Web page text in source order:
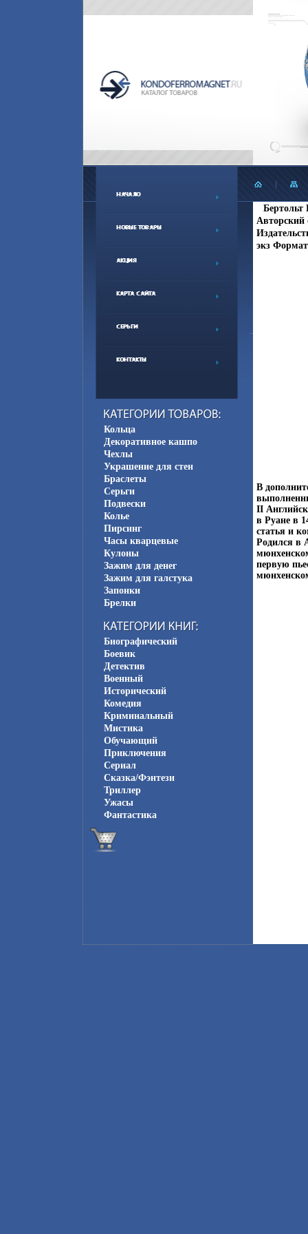
Кольца
Декоративное кашпо
Чехлы
Украшение для стен
Браслеты
Серьги
Подвески
Колье
Пирсинг
Часы кварцевые
Кулоны
Зажим для денег
Зажим для галстука
Запонки
Брелки
Биографический
Боевик
Детектив
Военный
Исторический
Комедия
Криминальный
Мистика
Обучающий
Приключения
Сериал
Сказка/Фэнтези
Триллер
Ужасы
Фантастика
Авторский
экз
В
II
в Руане в
статья и
Родился в
первую